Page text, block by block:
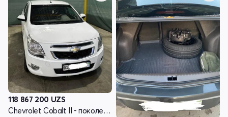
118 867 200 UZS
Chevrolet Cobalt II - поколение рестайлинг